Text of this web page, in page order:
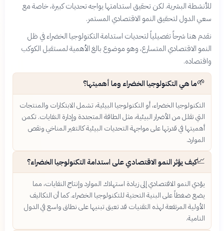
للأنشطة البشرية. لكن تحقيق استدامتها يواجه تحديات كبيرة، خاصة مع
سعي الدول لتحقيق النمو الاقتصادي المستمر.
نقدم هنا شرحاً تفصيلياً لتحديات استدامة التكنولوجيا الخضراء في ظل
النمو الاقتصادي المتسارع، وهو موضوع بالغ الأهمية لمستقبل الكوكب
واقتصاده.
🌱ما هي التكنولوجيا الخضراء وما أهميتها؟
التكنولوجيا الخضراء، أو التكنولوجيا البيئية، تشمل الابتكارات والمنتجات
التي تقلل من الأضرار البيئية، مثل الطاقة المتجددة وإدارة النفايات. تكمن
أهميتها في قدرتها على مواجهة التحديات البيئية كالتغير المناخي ونقص
الموارد.
📈كيف يؤثر النمو الاقتصادي على استدامة التكنولوجيا الخضراء؟
يؤدي النمو الاقتصادي إلى زيادة استهلاك الموارد وإنتاج النفايات، مما
يضع ضغطاً على البنية التحتية للتكنولوجيا الخضراء. كما أن التكاليف
الأولية المرتفعة لهذه التقنيات قد تعيق تبنيها على نطاق واسع في الدول
النامية.